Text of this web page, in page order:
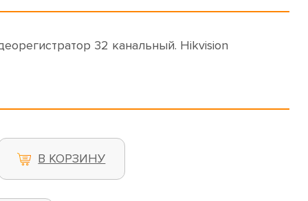
32 канальный. Hikvision
В КОРЗИНУ